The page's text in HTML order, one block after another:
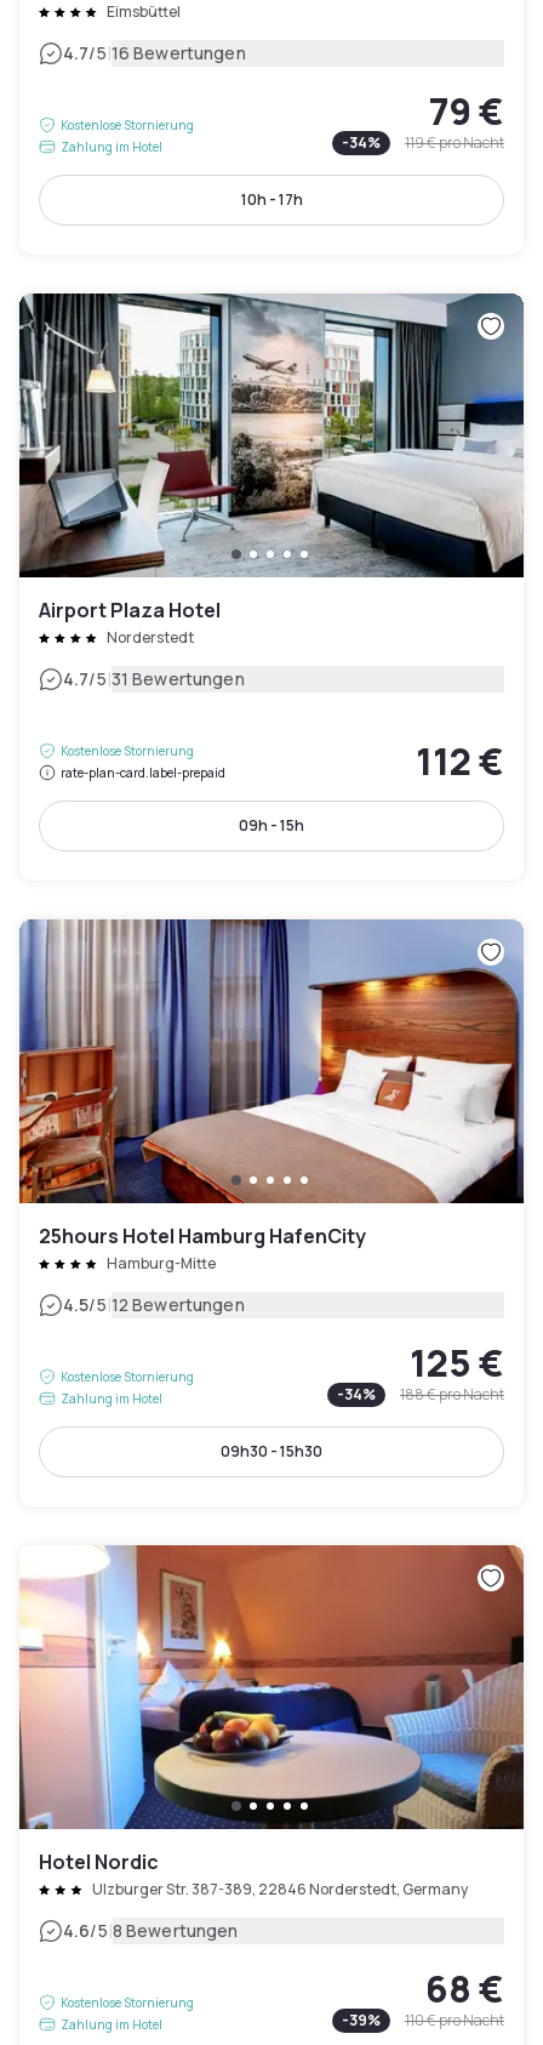
Eimsbüttel
4.7/5|16 Bewertungen
Kostenlose Stornierung
Zahlung im Hotel
79 €
-34% 119 €pro Nacht
10h - 17h
Airport Plaza Hotel
Norderstedt
4.7/5|31 Bewertungen
Kostenlose Stornierung
rate-plan-card.label-prepaid
112 €
09h - 15h
25hours Hotel Hamburg HafenCity
Hamburg-Mitte
4.5/5|12 Bewertungen
Kostenlose Stornierung
Zahlung im Hotel
125 €
-34% 188 €pro Nacht
09h30 - 15h30
Hotel Nordic
Ulzburger Str. 387-389, 22846 Norderstedt, Germany
4.6/5|8 Bewertungen
Kostenlose Stornierung
Zahlung im Hotel
68 €
-39% 110 €pro Nacht